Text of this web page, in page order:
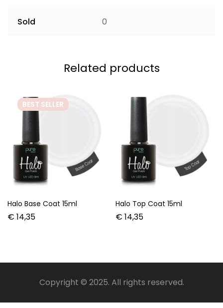
Sold 0
Related products
BEST SELLER
Halo Base Coat 15ml
€ 14,35
Halo Top Coat 15ml
€ 14,35
Copyright © 2025. All rights reserved.